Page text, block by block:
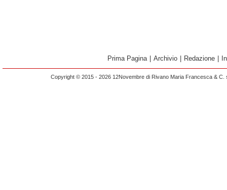
Prima Pagina Archivio Redazione
Copyright © 2015 - 2026 12Novembre di Rivano Maria Francesca &